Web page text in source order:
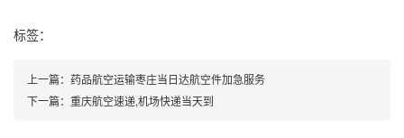
标签：
上一篇： 药品航空运输枣庄当日达航空件加急服务
下一篇： 重庆航空速递,机场快递当天到